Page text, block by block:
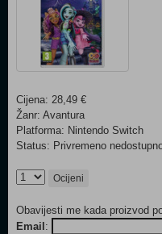
Cijena: 28,49 €
Žanr: Avantura
Platforma: Nintendo Switch
Status: Privremeno
Ocijeni
Obavijesti me kada proizvod
Email :